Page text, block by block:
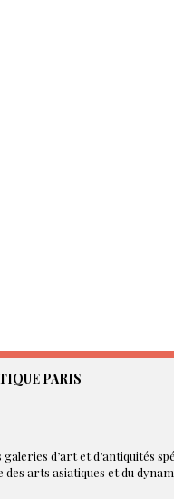
PARIS
d’art et d’antiquités
des arts asiatiques et du